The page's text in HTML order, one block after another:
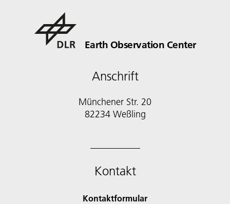
Earth Observation Center
Anschrift
Münchener Str. 20
Kontakt
Kontaktformular